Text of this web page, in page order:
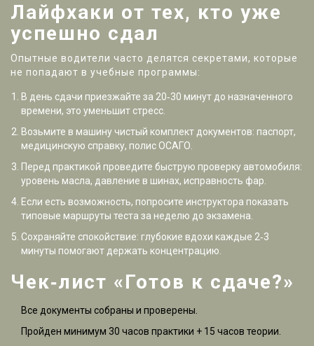
Лайфхаки от тех, кто уже
успешно сдал
Опытные водители часто делятся секретами, которые
не попадают в учебные программы:
В день сдачи приезжайте за 20‑30 минут до назначенного
времени, это уменьшит стресс.
Возьмите в машину чистый комплект документов: паспорт,
медицинскую справку, полис ОСАГО.
Перед практикой проведите быструю проверку автомобиля:
уровень масла, давление в шинах, исправность фар.
Если есть возможность, попросите инструктора показать
типовые маршруты теста за неделю до экзамена.
Сохраняйте спокойствие: глубокие вдохи каждые 2‑3
минуты помогают держать концентрацию.
Чек‑лист «Готов к сдаче?»
Все документы собраны и проверены.
Пройден минимум 30 часов практики + 15 часов теории.